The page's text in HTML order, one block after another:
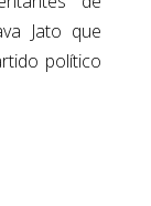
Jato que
político